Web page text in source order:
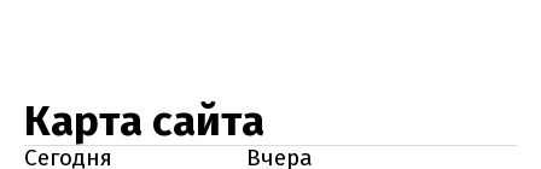
Карта сайта
Сегодня
Вчера